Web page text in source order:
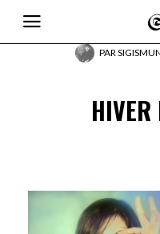
PAR
HIVER